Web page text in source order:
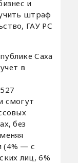
и
штраф
ГАУ РС
Саха
в
смогут
без
(4% — с
лиц, 6%